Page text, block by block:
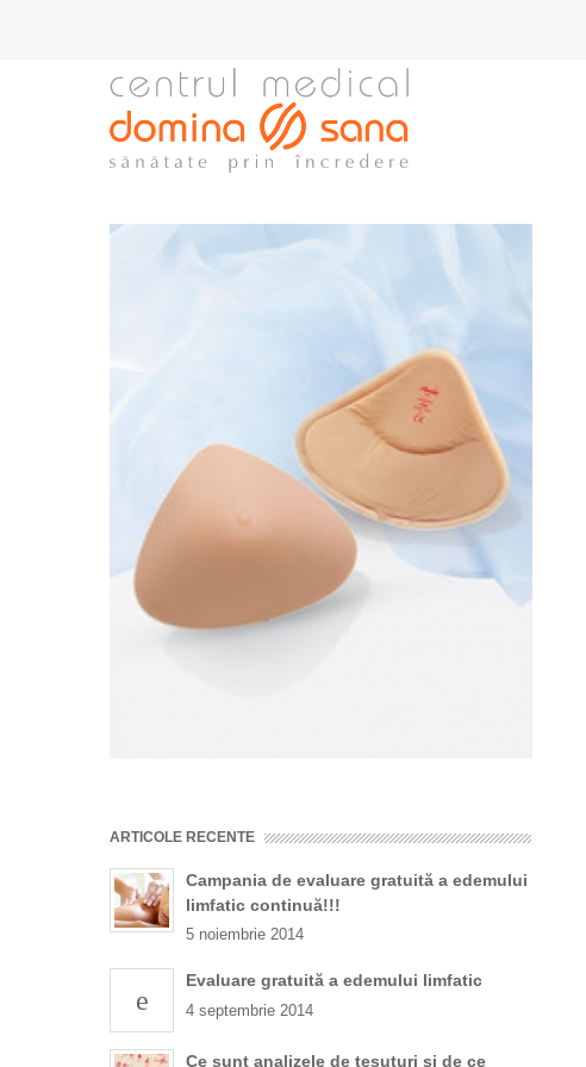
Domina Sana
ARTICOLE RECENTE
Campania de evaluare gratuită a edemului
limfatic continuă!!!
5 noiembrie 2014
Evaluare gratuită a edemului limfatic
4 septembrie 2014
Ce sunt analizele de țesuturi și de ce